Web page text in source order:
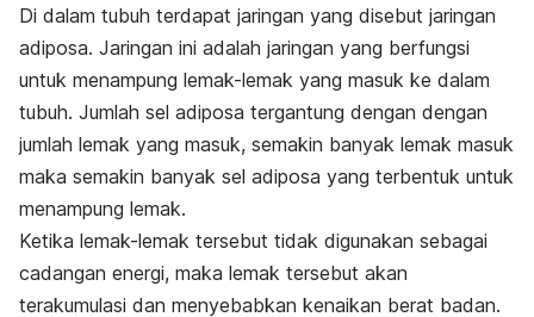
Di dalam tubuh terdapat jaringan yang disebut jaringan
adiposa. Jaringan ini adalah jaringan yang berfungsi
untuk menampung lemak-lemak yang masuk ke dalam
tubuh. Jumlah sel adiposa tergantung dengan dengan
jumlah lemak yang masuk, semakin banyak lemak masuk
maka semakin banyak sel adiposa yang terbentuk untuk
menampung lemak.
Ketika lemak-lemak tersebut tidak digunakan sebagai
cadangan energi, maka lemak tersebut akan
terakumulasi dan menyebabkan kenaikan berat badan.